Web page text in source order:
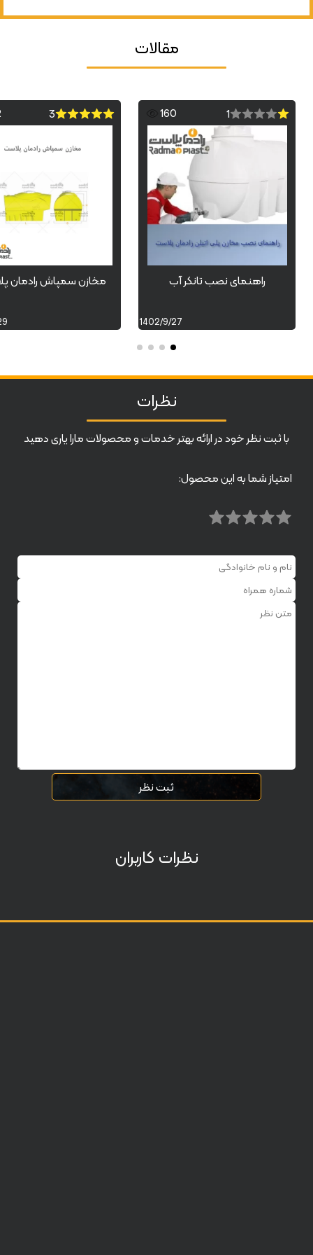
مقالات
1
160
راهنمای نصب تانکر آب
1402/9/27
3
مخازن سمپاش رادمان
نظرات
با ثبت نظر خود در ارائه بهتر خدمات و محصولات مارا یاری دهید
امتیاز شما به این محصول:
ثبت نظر
نظرات کاربران